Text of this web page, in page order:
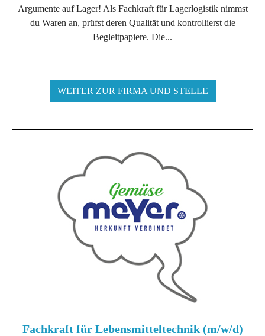
Argumente auf Lager! Als Fachkraft für Lagerlogistik nimmst
du Waren an, prüfst deren Qualität und kontrollierst die
Begleitpapiere. Die...
WEITER ZUR FIRMA UND STELLE
Fachkraft für Lebensmitteltechnik (m/w/d)